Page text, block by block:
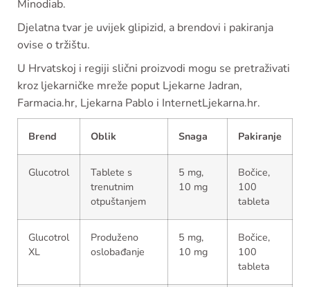
Minodiab.
Djelatna tvar je uvijek glipizid, a brendovi i pakiranja
ovise o tržištu.
U Hrvatskoj i regiji slični proizvodi mogu se pretraživati
kroz ljekarničke mreže poput Ljekarne Jadran,
Farmacia.hr, Ljekarna Pablo i InternetLjekarna.hr.
Brend Oblik Snaga Pakiranje
Glucotrol
Tablete s
trenutnim
otpuštanjem
5 mg,
10 mg
Bočice,
100
tableta
Glucotrol
XL
Produženo
oslobađanje
5 mg,
10 mg
Bočice,
100
tableta